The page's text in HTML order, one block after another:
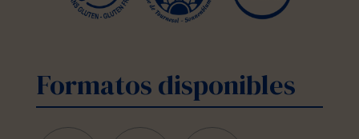
Formatos disponibles